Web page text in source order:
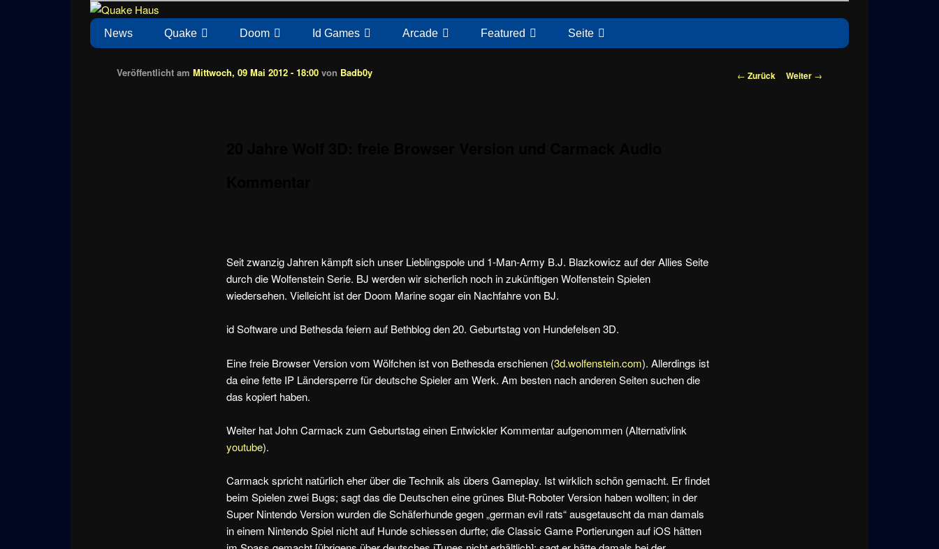
Quake Haus
News zu Quake, Doom, FPS, Arcade
Hauptmenü
News Quake Doom Id Games Arcade Featured Seite
Beitragsnavigation
← Zurück Weiter →
Veröffentlicht amMittwoch, 09 Mai 2012 - 18:00 von Badb0y
Seit zwanzig Jahren kämpft sich unser Lieblingspole und 1-Man-Army B.J. Blazkowicz auf der Allies Seite
durch die Wolfenstein Serie. BJ werden wir sicherlich noch in zukünftigen Wolfenstein Spielen
wiedersehen. Vielleicht ist der Doom Marine sogar ein Nachfahre von BJ.
id Software und Bethesda feiern auf Bethblog den 20. Geburtstag von Hundefelsen 3D.
Eine freie Browser Version vom Wölfchen ist von Bethesda erschienen (3d.wolfenstein.com). Allerdings ist
da eine fette IP Ländersperre für deutsche Spieler am Werk. Am besten nach anderen Seiten suchen die
das kopiert haben.
Weiter hat John Carmack zum Geburtstag einen Entwickler Kommentar aufgenommen (Alternativlink
youtube).
Carmack spricht natürlich eher über die Technik als übers Gameplay. Ist wirklich schön gemacht. Er findet
beim Spielen zwei Bugs; sagt das die Deutschen eine grünes Blut-Roboter Version haben wollten; in der
Super Nintendo Version wurden die Schäferhunde gegen „german evil rats“ ausgetauscht da man damals
in einem Nintendo Spiel nicht auf Hunde schiessen durfte; die Classic Game Portierungen auf iOS hätten